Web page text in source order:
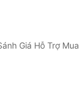
Giá Hỗ Trợ Mua